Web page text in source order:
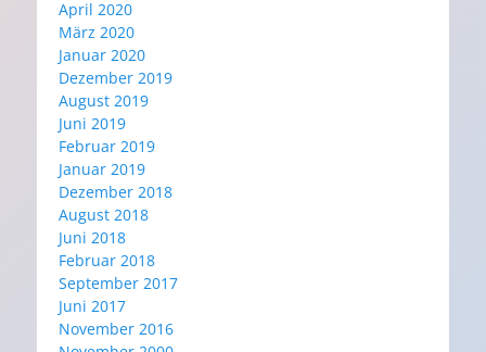
April 2020
März 2020
Januar 2020
Dezember 2019
August 2019
Juni 2019
Februar 2019
Januar 2019
Dezember 2018
August 2018
Juni 2018
Februar 2018
September 2017
Juni 2017
November 2016